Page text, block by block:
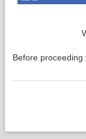
Before